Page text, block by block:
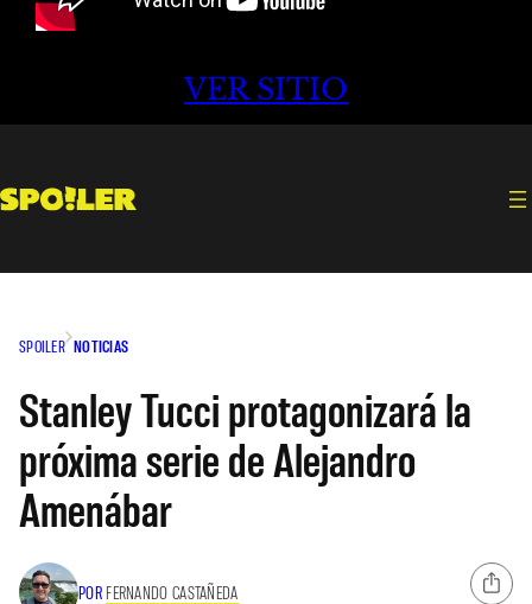
VER SITIO
SPOILER NOTICIAS
Stanley Tucci protagonizará la
próxima serie de Alejandro
Amenábar
POR FERNANDO CASTAÑEDA